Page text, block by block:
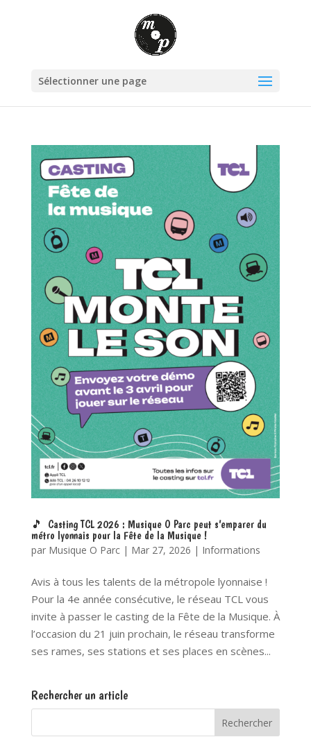
Sélectionner une page
🎵 Casting TCL 2026 : Musique O Parc peut s’emparer du
métro lyonnais pour la Fête de la Musique !
par Musique O Parc| Mar 27, 2026 | Informations
Avis à tous les talents de la métropole lyonnaise !
Pour la 4e année consécutive, le réseau TCL vous
invite à passer le casting de la Fête de la Musique. À
l’occasion du 21 juin prochain, le réseau transforme
ses rames, ses stations et ses places en scènes...
Rechercher un article